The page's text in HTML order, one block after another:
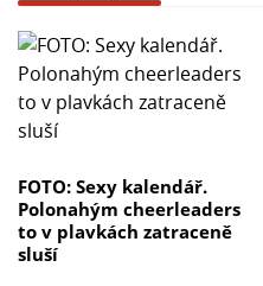
FOTO: Sexy kalendář.
Polonahým cheerleaders
to v plavkách zatraceně
sluší